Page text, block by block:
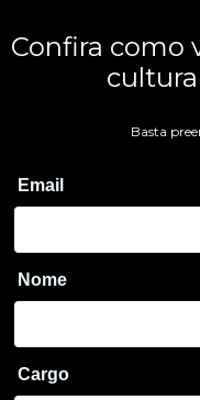
Confira como
Basta
Email
Nome
Cargo